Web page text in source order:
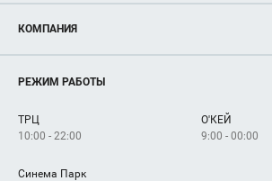
Новости
Магазины
Услуги
КОМПАНИЯ
Рекламодателям
Как добраться
РЕЖИМ РАБОТЫ
ТРЦ
10:00 - 22:00
О'КЕЙ
9:00 - 00:00
Синема Парк